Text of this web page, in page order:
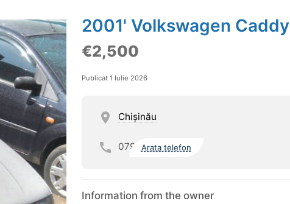
2001' Volkswagen Caddy
€2,500
Publicat 1 Iulie 2026
Chişinău
079 Arata telefon
Information from the owner